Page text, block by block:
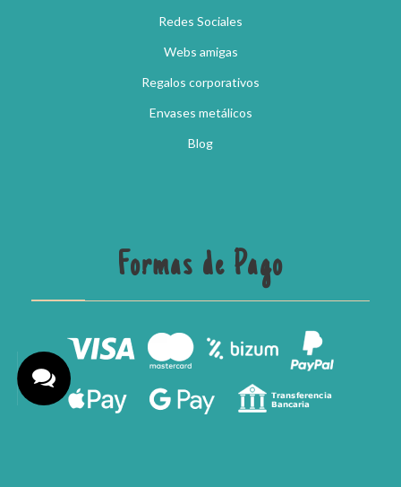
Redes Sociales
Webs amigas
Regalos corporativos
Envases metálicos
Blog
Formas de Pago